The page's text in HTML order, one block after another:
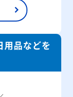
用品などを